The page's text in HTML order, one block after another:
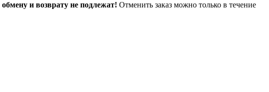
обмену и возврату не подлежат! Отменить заказ можно только в течение